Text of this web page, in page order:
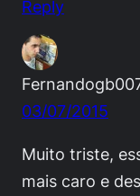
Reply
03/07/2015
Muito triste,
mais caro e